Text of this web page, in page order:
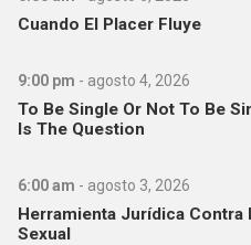
Cuando El Placer Fluye
9:00 pm - agosto 4, 2026
To Be Single Or Not To Be
Is The Question
6:00 am - agosto 3, 2026
Herramienta Jurídica Contra
Sexual